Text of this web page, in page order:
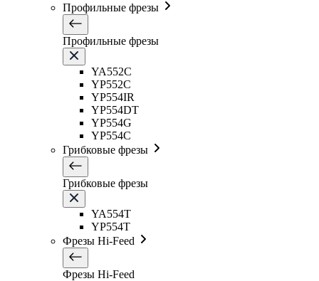
Профильные фрезы
Профильные фрезы
YA552C
YP552C
YP554IR
YP554DT
YP554G
YP554C
Грибковые фрезы
Грибковые фрезы
YA554T
YP554T
Фрезы Hi-Feed
Фрезы Hi-Feed